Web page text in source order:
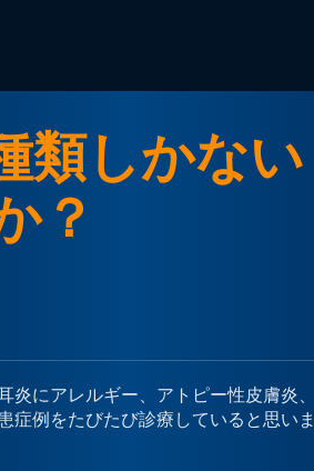
類しかない
？
にアレルギー、アトピー性皮膚炎、
症例をたびたび診療していると思いま